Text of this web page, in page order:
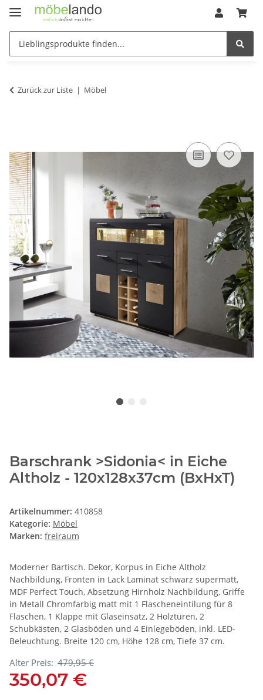
Zurück zur Liste Möbel
Barschrank >Sidonia< in Eiche
Altholz - 120x128x37cm (BxHxT)
Artikelnummer: 410858
Kategorie: Möbel
Marken: freiraum
Moderner Bartisch. Dekor, Korpus in Eiche Altholz
Nachbildung, Fronten in Lack Laminat schwarz supermatt,
MDF Perfect Touch, Absetzung Hirnholz Nachbildung, Griffe
in Metall Chromfarbig matt mit 1 Flascheneintilung für 8
Flaschen, 1 Klappe mit Glaseinsatz, 2 Holztüren, 2
Schubkästen, 2 Glasböden und 4 Einlegeböden, inkl. LED-
Beleuchtung. Breite 120 cm, Höhe 128 cm, Tiefe 37 cm.
Alter Preis: 479,95 €
350,07 €